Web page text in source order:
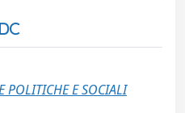
POLITICHE E SOCIALI